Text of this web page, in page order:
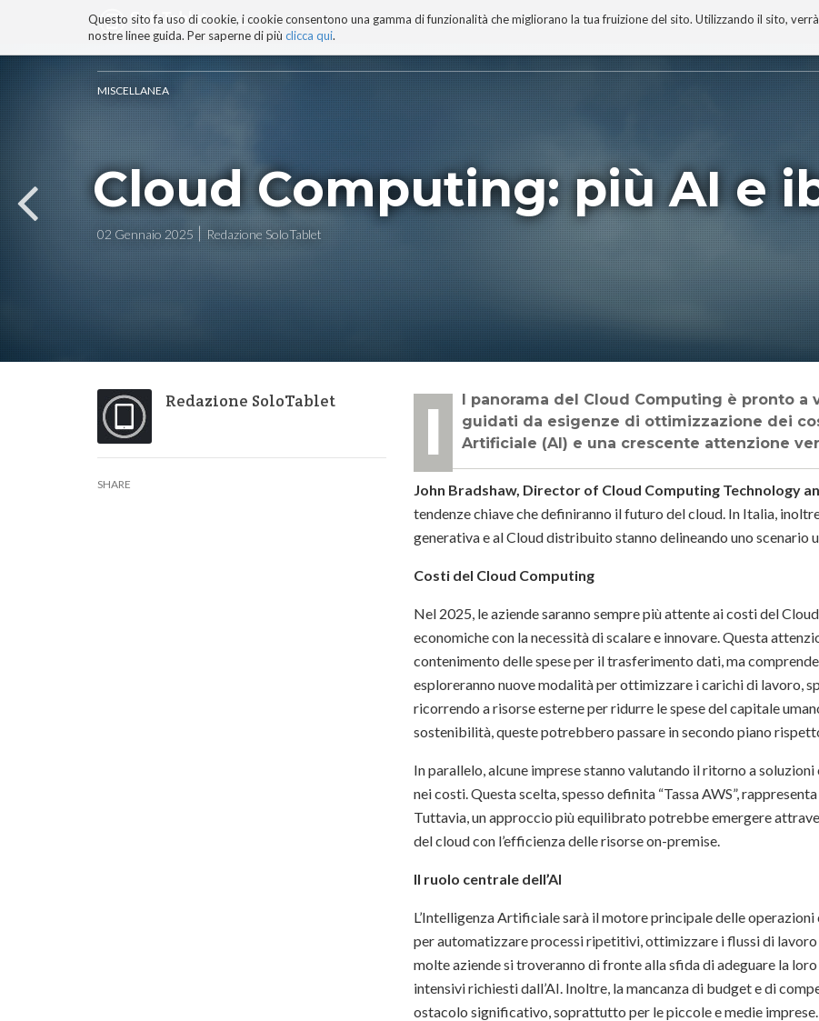
Questo sito fa uso di cookie, i cookie consentono una gamma di funzionalità che migliorano la tua fruizione del sito. Utilizzando il sito,
nostre linee guida. Per saperne di più clicca qui.
BLOG TECNOCONSAPEVOLEZZA TECNOBIBLIOGRAFIA I MIEI LIBRI PROGETTO
ai
contenuti.
|
Salta
alla
navigazione
MISCELLANEA
Cloud Computing: più AI e
02 Gennaio 2025 Redazione SoloTablet
Redazione SoloTablet
SHARE
Il panorama del Cloud Computing è pronto a vivere cambiamenti significativi,
guidati da esigenze di ottimizzazione dei
Artificiale (AI) e una crescente attenzione
John Bradshaw, Director of Cloud Computing Technology
tendenze chiave che definiranno il futuro del cloud. In Italia,
generativa e al Cloud distribuito stanno delineando uno scenario
Costi del Cloud Computing
Nel 2025, le aziende saranno sempre più attente ai costi del
economiche con la necessità di scalare e innovare. Questa
contenimento delle spese per il trasferimento dati, ma
esploreranno nuove modalità per ottimizzare i carichi di lavoro,
ricorrendo a risorse esterne per ridurre le spese del capitale
sostenibilità, queste potrebbero passare in secondo piano
In parallelo, alcune imprese stanno valutando il ritorno a
nei costi. Questa scelta, spesso definita “Tassa AWS”,
Tuttavia, un approccio più equilibrato potrebbe emergere
del cloud con l’efficienza delle risorse on-premise.
Il ruolo centrale dell’AI
L’Intelligenza Artificiale sarà il motore principale delle
per automatizzare processi ripetitivi, ottimizzare i flussi di
molte aziende si troveranno di fronte alla sfida di adeguare la
intensivi richiesti dall’AI. Inoltre, la mancanza di budget e di
ostacolo significativo, soprattutto per le piccole e medie imprese.